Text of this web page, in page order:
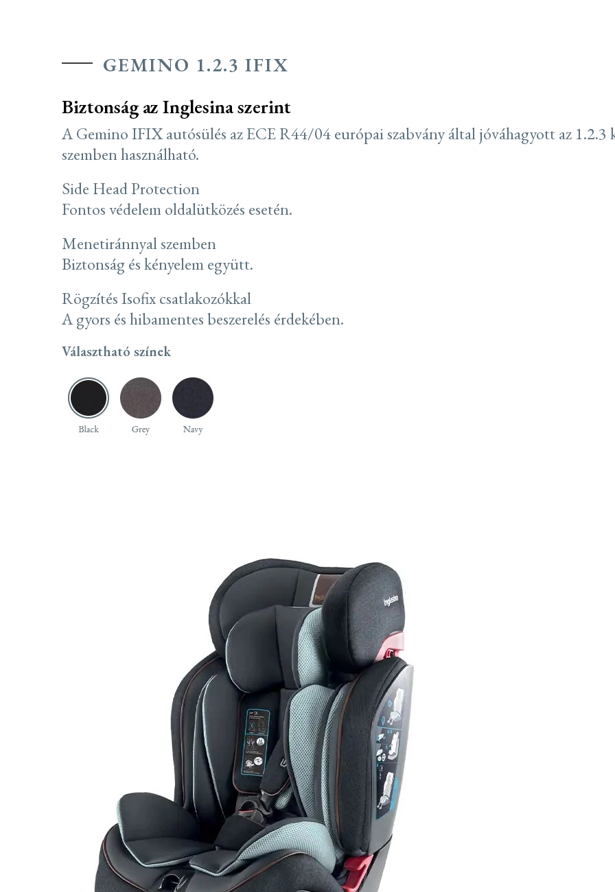
GEMINO 1.2.3 IFIX
Biztonság az Inglesina szerint
A Gemino IFIX autósülés az ECE R44/04 európai szabvány által jóváhagyott az 1.2.3
szemben használható.
Side Head Protection
Fontos védelem oldalütközés esetén.
Menetiránnyal szemben
Biztonság és kényelem együtt.
Rögzítés Isofix csatlakozókkal
A gyors és hibamentes beszerelés érdekében.
Választható színek